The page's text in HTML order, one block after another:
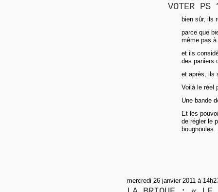
VOTER
bien sûr, ils
parce que
même pas à
et ils
des paniers
et après, ils
Voilà le réel
Une bande
Et les
de régler le
bougnoules.
mercredi 26 janvier 2011 à